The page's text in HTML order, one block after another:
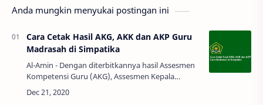
Anda mungkin menyukai postingan ini
Cara Cetak Hasil AKG, AKK dan AKP Guru
Madrasah di Simpatika
Al-Amin - Dengan diterbitkannya hasil Assesmen
Kompetensi Guru (AKG), Assesmen Kepala
Madrasah (AKK) dan Assesmen Pengawas
Madrasah (AKP) Tahun 2020 di Simpatika. Lalu…